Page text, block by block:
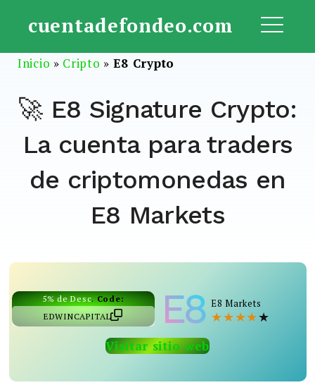
contenido
cuentadefondeo.com
Inicio » Cripto » E8 Crypto
🚀 E8 Signature Crypto:
La cuenta para traders
de criptomonedas en
E8 Markets
5% de Desc.Code:
EDWINCAPITAL
E8 Markets
★★★★★
Visitar sitio web